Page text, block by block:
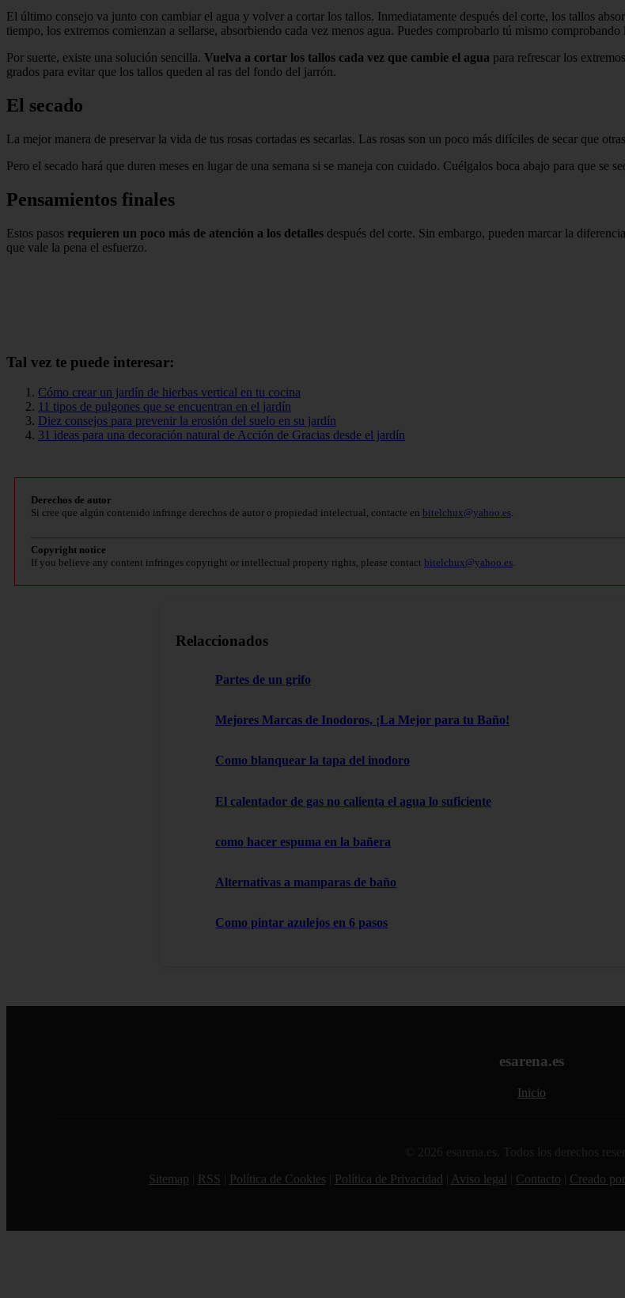
El último consejo va junto con cambiar el agua y volver a cortar los tallos. Inmediatamente después del corte, los tallos
tiempo, los extremos comienzan a sellarse, absorbiendo cada vez menos agua. Puedes comprobarlo tú mismo
Por suerte, existe una solución sencilla. Vuelva a cortar los tallos cada vez que cambie el agua para refrescar los
grados para evitar que los tallos queden al ras del fondo del jarrón.
El secado
La mejor manera de preservar la vida de tus rosas cortadas es secarlas. Las rosas son un poco más difíciles de secar que
Pero el secado hará que duren meses en lugar de una semana si se maneja con cuidado. Cuélgalos boca abajo para que se
Pensamientos finales
Estos pasos requieren un poco más de atención a los detalles después del corte. Sin embargo, pueden marcar la
que vale la pena el esfuerzo.
Tal vez te puede interesar:
Cómo crear un jardín de hierbas vertical en tu cocina
11 tipos de pulgones que se encuentran en el jardín
Diez consejos para prevenir la erosión del suelo en su jardín
31 ideas para una decoración natural de Acción de Gracias desde el jardín
Derechos de autor
Si cree que algún contenido infringe derechos de autor o propiedad intelectual, contacte en bitelchux@yahoo.es.
Copyright notice
If you believe any content infringes copyright or intellectual property rights, please contact bitelchux@yahoo.es.
Relaccionados
Partes de un grifo
Mejores Marcas de Inodoros, ¡La Mejor para tu Baño!
Como blanquear la tapa del inodoro
El calentador de gas no calienta el agua lo suficiente
como hacer espuma en la bañera
Alternativas a mamparas de baño
Como pintar azulejos en 6 pasos
esarena.es
Inicio
© 2026 esarena.es. Todos los derechos
Sitemap
RSS Política de Cookies Política de Privacidad Aviso legal Contacto Creado